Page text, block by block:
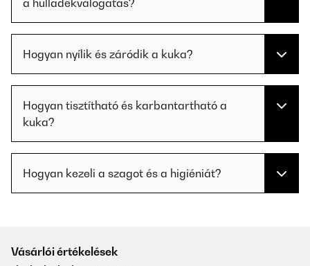
a hulladékválogatás?
Hogyan nyílik és záródik a kuka?
Hogyan tisztítható és karbantartható a
kuka?
Hogyan kezeli a szagot és a higiéniát?
Vásárlói értékelések